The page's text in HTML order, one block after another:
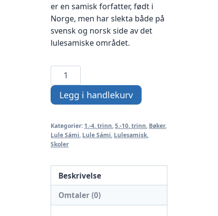
er en samisk forfatter, født i
Norge, men har slekta både på
svensk og norsk side av det
lulesamiske området.
Sájvvatjáhtje
antall
Legg i handlekurv
Kategorier: 1.-4. trinn 5.-10. trinn Bøker,
Lule Sámi Lule Sámi Lulesamisk
Skoler
Beskrivelse
Omtaler (0)